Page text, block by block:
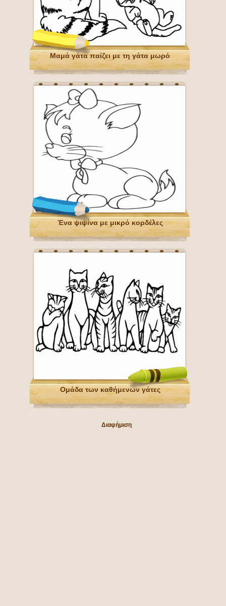
Μαμά γάτα παίζει με τη γάτα μωρό
Ένα ψιψίνα με μικρό κορδέλες
Ομάδα των καθήμενων γάτες
Διαφήμιση